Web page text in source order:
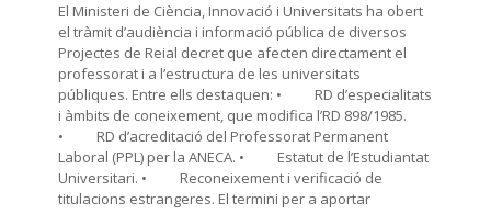
El Ministeri de Ciència, Innovació i Universitats ha obert
el tràmit d’audiència i informació pública de diversos
Projectes de Reial decret que afecten directament el
professorat i a l’estructura de les universitats
públiques. Entre ells destaquen: • RD d’especialitats
i àmbits de coneixement, que modifica l’RD 898/1985.
• RD d’acreditació del Professorat Permanent
Laboral (PPL) per la ANECA. • Estatut de l’Estudiantat
Universitari. • Reconeixement i verificació de
titulacions estrangeres. El termini per a aportar